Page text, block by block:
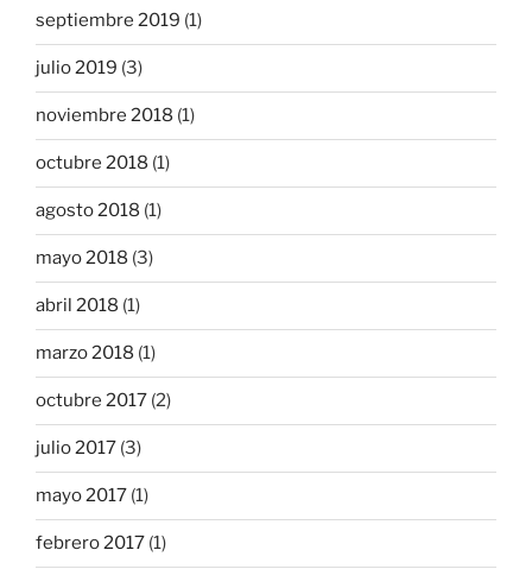
septiembre 2019 (1)
julio 2019 (3)
noviembre 2018 (1)
octubre 2018 (1)
agosto 2018 (1)
mayo 2018 (3)
abril 2018 (1)
marzo 2018 (1)
octubre 2017 (2)
julio 2017 (3)
mayo 2017 (1)
febrero 2017 (1)